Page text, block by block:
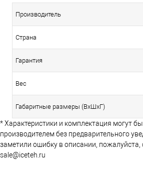
Производитель
Страна
Гарантия
Вес
Габаритные размеры (ВхШхГ)
* Характеристики и комплектация могут
производителем без предварительного
заметили ошибку в описании,
sale@iceteh.ru